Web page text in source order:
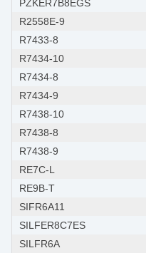
PZKER7B8EGS
R2558E-9
R7433-8
R7434-10
R7434-8
R7434-9
R7438-10
R7438-8
R7438-9
RE7C-L
RE9B-T
SIFR6A11
SILFER8C7ES
SILFR6A